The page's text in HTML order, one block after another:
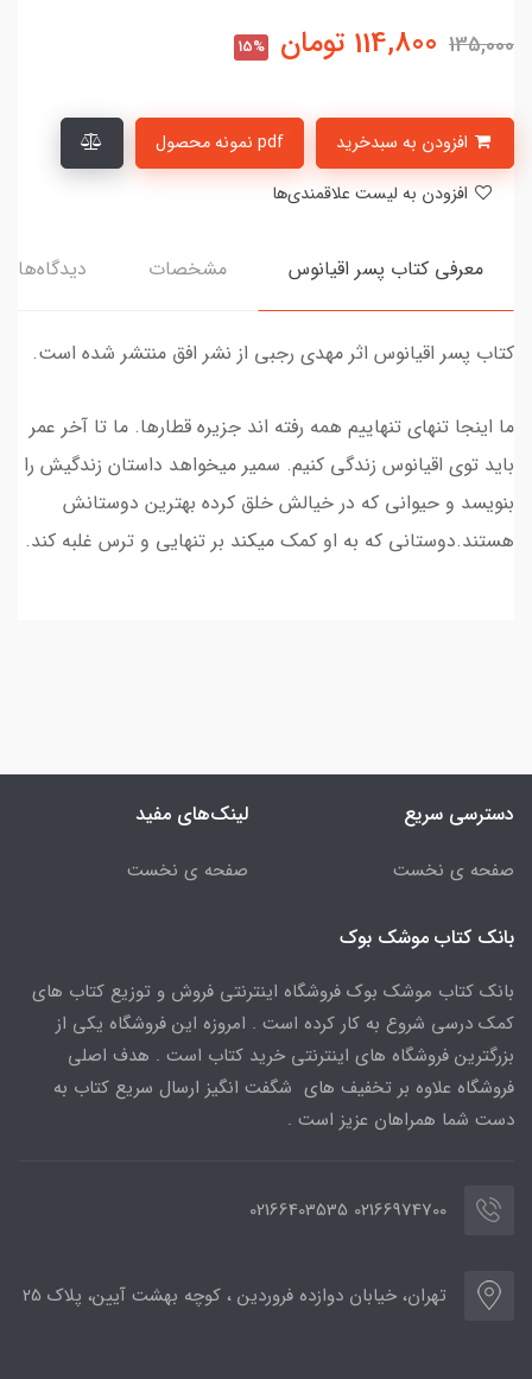
135,000
114,800 تومان 15%
pdf نمونه محصول
معرفی کتاب پسر اقیانوس مشخصات دیدگاه‌ها
کتاب پسر اقیانوس اثر مهدی رجبی از نشر افق منتشر شده است.
ما اینجا تنهای تنهاییم همه رفته اند جزیره قطارها. ما تا آخر عمر
باید توی اقیانوس زندگی کنیم. سمیر میخواهد داستان زندگیش را
بنویسد و حیوانی که در خیالش خلق کرده بهترین دوستانش
هستند.دوستانی که به او کمک میکند بر تنهایی و ترس غلبه کند.
دسترسی سریع
صفحه ی نخست
لینک‌های مفید
صفحه ی نخست
بانک کتاب موشک بوک
بانک کتاب موشک بوک فروشگاه اینترنتی فروش و توزیع کتاب های
کمک درسی شروع به کار کرده است . امروزه این فروشگاه یکی از
بزرگترین فروشگاه های اینترنتی خرید کتاب است . هدف اصلی
فروشگاه علاوه بر تخفیف های شگفت انگیز ارسال سریع کتاب به
دست شما همراهان عزیز است .
02166974700 02166403535
تهران، خیابان دوازده فروردین ، کوچه بهشت آیین، پلاک 25